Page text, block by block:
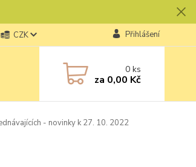
CZK Přihlášení
0ks
za 0,00 Kč
- novinky k 27. 10. 2022